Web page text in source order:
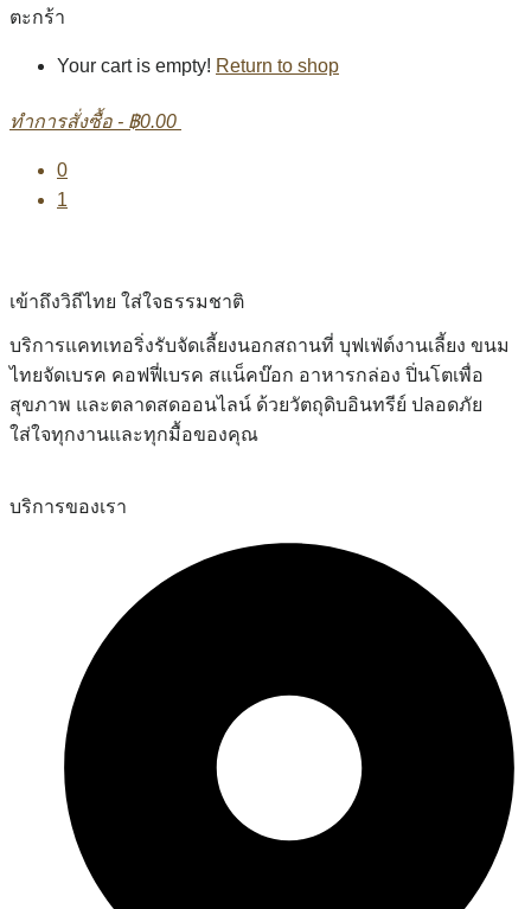
ตะกร้า
Your cart is empty! Return to shop
ทำการสั่งซื้อ - ฿0.00
0
1
เข้าถึงวิถีไทย ใส่ใจธรรมชาติ
บริการแคทเทอริ่งรับจัดเลี้ยงนอกสถานที่ บุฟเฟ่ต์งานเลี้ยง ขนม
ไทยจัดเบรค คอฟฟี่เบรค สแน็คบ๊อก อาหารกล่อง ปิ่นโตเพื่อ
สุขภาพ และตลาดสดออนไลน์ ด้วยวัตถุดิบอินทรีย์ ปลอดภัย
ใส่ใจทุกงานและทุกมื้อของคุณ
บริการของเรา